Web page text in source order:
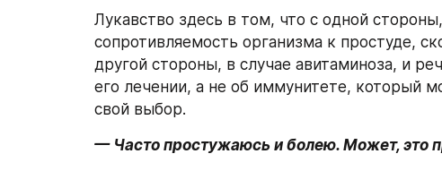
Лукавство здесь в том, что с одной
сопротивляемость организма к простуде,
другой стороны, в случае авитаминоза, и
его лечении, а не об иммунитете, который
свой выбор.
— Часто простужаюсь и болею. Может, это